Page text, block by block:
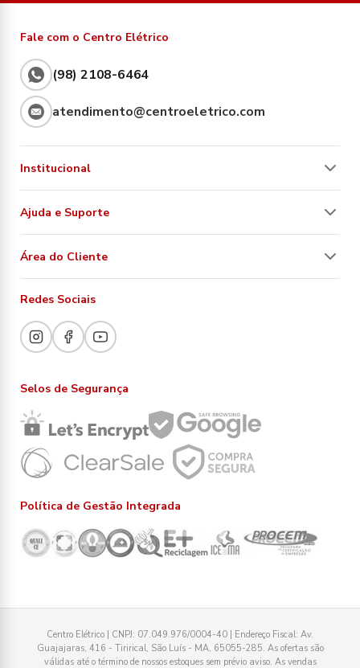
Fale com o Centro Elétrico
(98) 2108-6464
atendimento@centroeletrico.com
Institucional
Ajuda e Suporte
Área do Cliente
Redes Sociais
Selos de Segurança
Política de Gestão Integrada
Centro Elétrico | CNPJ: 07.049.976/0004-40 | Endereço Fiscal: Av.
Guajajaras, 416 - Tirirical, São Luís - MA, 65055-285. As ofertas são
válidas até o término de nossos estoques sem prévio aviso. As vendas